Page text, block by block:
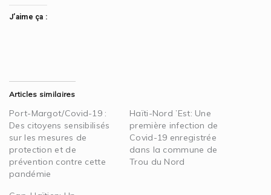
J’aime ça :
Articles similaires
Port-Margot/Covid-19 :
Des citoyens sensibilisés
sur les mesures de
protection et de
prévention contre cette
pandémie
Haïti-Nord ’Est: Une
première infection de
Covid-19 enregistrée
dans la commune de
Trou du Nord